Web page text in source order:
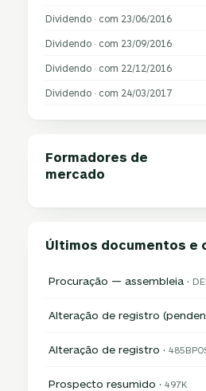
Dividendo · com 23/06/2016
Dividendo · com 23/09/2016
Dividendo · com 22/12/2016
Dividendo · com 24/03/2017
Formadores de
mercado
Últimos documentos e
Procuração — assembleia ·
Alteração de registro
Alteração de registro ·
Prospecto resumido ·497K